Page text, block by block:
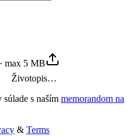
max 5 MB
Životopis…
súlade s naším memorandom na
& Terms